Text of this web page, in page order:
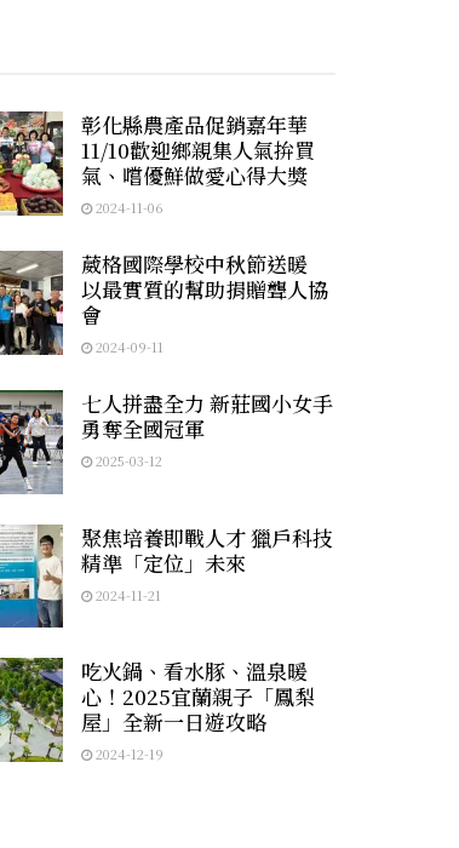
彰化縣農產品促銷嘉年華
11/10歡迎鄉親集人氣拚買
氣、嚐優鮮做愛心得大獎
2024-11-06
葳格國際學校中秋節送暖
以最實質的幫助捐贈聾人協
會
2024-09-11
七人拼盡全力 新莊國小女手
勇奪全國冠軍
2025-03-12
聚焦培養即戰人才 獵戶科技
精準「定位」未來
2024-11-21
吃火鍋、看水豚、溫泉暖
心！2025宜蘭親子「鳳梨
屋」全新一日遊攻略
2024-12-19